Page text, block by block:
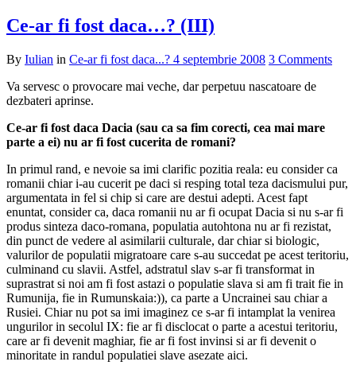
Ce-ar fi fost daca…? (III)
By Iulian in Ce-ar fi fost daca...? 4 septembrie 2008 3 Comments
Va servesc o provocare mai veche, dar perpetuu nascatoare de
dezbateri aprinse.
Ce-ar fi fost daca Dacia (sau ca sa fim corecti, cea mai mare
parte a ei) nu ar fi fost cucerita de romani?
In primul rand, e nevoie sa imi clarific pozitia reala: eu consider ca
romanii chiar i-au cucerit pe daci si resping total teza dacismului pur,
argumentata in fel si chip si care are destui adepti. Acest fapt
enuntat, consider ca, daca romanii nu ar fi ocupat Dacia si nu s-ar fi
produs sinteza daco-romana, populatia autohtona nu ar fi rezistat,
din punct de vedere al asimilarii culturale, dar chiar si biologic,
valurilor de populatii migratoare care s-au succedat pe acest teritoriu,
culminand cu slavii. Astfel, adstratul slav s-ar fi transformat in
suprastrat si noi am fi fost astazi o populatie slava si am fi trait fie in
Rumunija, fie in Rumunskaia:)), ca parte a Uncrainei sau chiar a
Rusiei. Chiar nu pot sa imi imaginez ce s-ar fi intamplat la venirea
ungurilor in secolul IX: fie ar fi disclocat o parte a acestui teritoriu,
care ar fi devenit maghiar, fie ar fi fost invinsi si ar fi devenit o
minoritate in randul populatiei slave asezate aici.